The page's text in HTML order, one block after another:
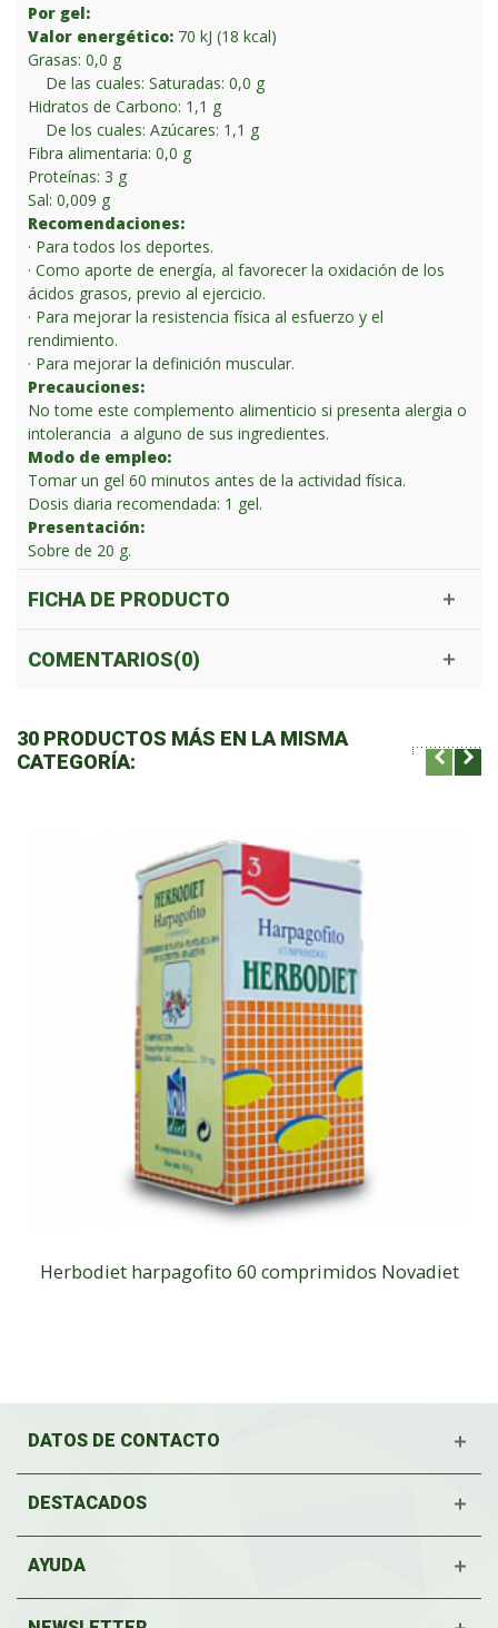
Por gel:
Valor energético: 70 kJ (18 kcal)
Grasas: 0,0 g
De las cuales: Saturadas: 0,0 g
Hidratos de Carbono: 1,1 g
De los cuales: Azúcares: 1,1 g
Fibra alimentaria: 0,0 g
Proteínas: 3 g
Sal: 0,009 g
Recomendaciones:
· Para todos los deportes.
· Como aporte de energía, al favorecer la oxidación de los
ácidos grasos, previo al ejercicio.
· Para mejorar la resistencia física al esfuerzo y el
rendimiento.
· Para mejorar la definición muscular.
Precauciones:
No tome este complemento alimenticio si presenta alergia o
intolerancia a alguno de sus ingredientes.
Modo de empleo:
Tomar un gel 60 minutos antes de la actividad física.
Dosis diaria recomendada: 1 gel.
Presentación:
Sobre de 20 g.
FICHA DE PRODUCTO
COMENTARIOS(0)
30 PRODUCTOS MÁS EN LA MISMA
CATEGORÍA:
Herbodiet harpagofito 60 comprimidos Novadiet
DATOS DE CONTACTO
DESTACADOS
AYUDA